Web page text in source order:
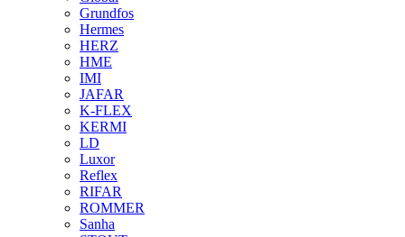
Grundfos
Hermes
HERZ
HME
IMI
JAFAR
K-FLEX
KERMI
LD
Luxor
Reflex
RIFAR
ROMMER
Sanha